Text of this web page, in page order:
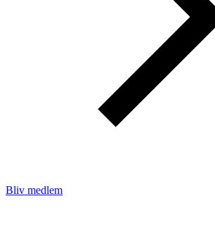
Bliv medlem